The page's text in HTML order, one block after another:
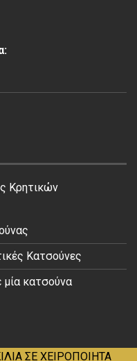
Κρητικών
Κατσούνες
μία κατσούνα
ΣΕ ΧΕΙΡΟΠΟΙΗΤΑ